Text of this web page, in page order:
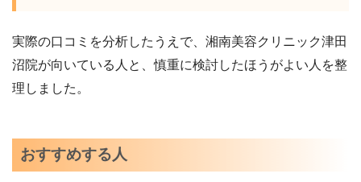
実際の口コミを分析したうえで、湘南美容クリニック津田
沼院が向いている人と、慎重に検討したほうがよい人を整
理しました。
おすすめする人